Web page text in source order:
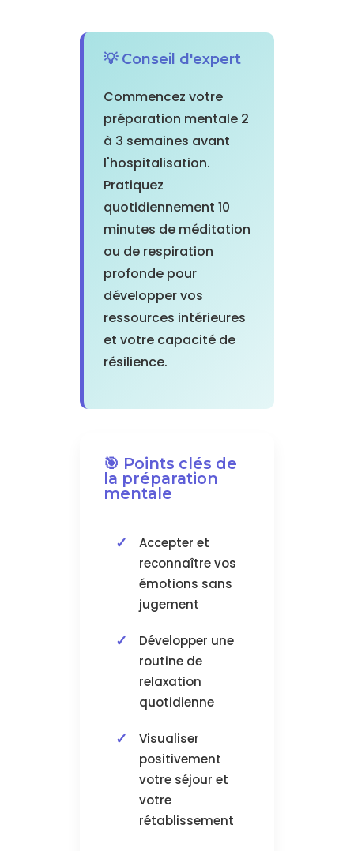
💡 Conseil d'expert
Commencez votre
préparation mentale 2
à 3 semaines avant
l'hospitalisation.
Pratiquez
quotidiennement 10
minutes de méditation
ou de respiration
profonde pour
développer vos
ressources intérieures
et votre capacité de
résilience.
🎯 Points clés de
la préparation
mentale
Accepter et
reconnaître vos
émotions sans
jugement
Développer une
routine de
relaxation
quotidienne
Visualiser
positivement
votre séjour et
votre
rétablissement